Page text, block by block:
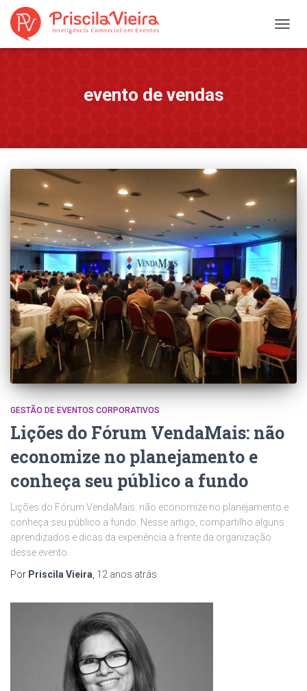
evento de vendas
GESTÃO DE EVENTOS CORPORATIVOS
Lições do Fórum VendaMais: não
economize no planejamento e
conheça seu público a fundo
Lições do Fórum VendaMais: não economize no planejamento e
conheça seu público a fundo. Nesse artigo, compartilho alguns
aprendizados e dicas da experiência à frente da organização
desse evento.
Por Priscila Vieira, 12 anos atrás